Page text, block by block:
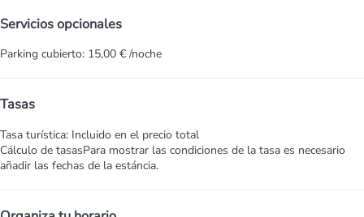
Servicios opcionales
Parking cubierto: 15,00 € /noche
Tasas
Tasa turística: Incluido en el precio total
Cálculo de tasasPara mostrar las condiciones de la tasa es necesario
añadir las fechas de la estáncia.